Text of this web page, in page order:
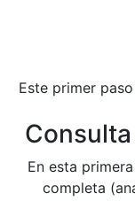
Este primer
En esta
completa